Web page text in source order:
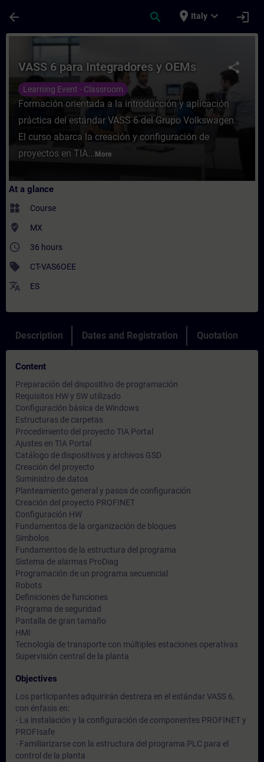
arrow_back search place Italy expand_more login
Course - VASS 6 para Integradores y
share
VASS 6 para Integradores y OEMs
Learning Event - Classroom
Formación orientada a la introducción y aplicación
práctica del estándar VASS 6 del Grupo Volkswagen.
El curso abarca la creación y configuración de
proyectos en TIA... More
At a glance
widgets Course
where_to_vote MX
access_time 36 hours
sell CT-VAS6OEE
translate ES
Description Dates and Registration Quotation
Content
Preparación del dispositivo de programación
Requisitos HW y SW utilizado
Configuración básica de Windows
Estructuras de carpetas
Procedimiento del proyecto TIA Portal
Ajustes en TIA Portal
Catálogo de dispositivos y archivos GSD
Creación del proyecto
Suministro de datos
Planteamiento general y pasos de configuración
Creación del proyecto PROFINET
Configuración HW
Fundamentos de la organización de bloques
Símbolos
Fundamentos de la estructura del programa
Sistema de alarmas ProDiag
Programación de un programa secuencial
Robots
Definiciones de funciones
Programa de seguridad
Pantalla de gran tamaño
HMI
Tecnología de transporte con múltiples estaciones operativas
Supervisión central de la planta
Objectives
Los participantes adquirirán destreza en el estándar VASS 6,
con énfasis en:
- La instalación y la configuración de componentes PROFINET y
PROFIsafe
- Familiarizarse con la estructura del programa PLC para el
control de la planta